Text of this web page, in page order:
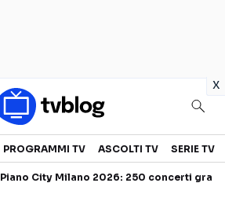
x
PROGRAMMI TV ASCOLTI TV SERIE TV
Piano City Milano 2026: 250 concerti